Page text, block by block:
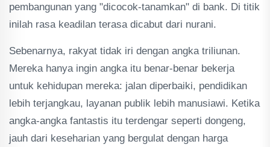
pembangunan yang "dicocok-tanamkan" di bank. Di titik
inilah rasa keadilan terasa dicabut dari nurani.
Sebenarnya, rakyat tidak iri dengan angka triliunan.
Mereka hanya ingin angka itu benar-benar bekerja
untuk kehidupan mereka: jalan diperbaiki, pendidikan
lebih terjangkau, layanan publik lebih manusiawi. Ketika
angka-angka fantastis itu terdengar seperti dongeng,
jauh dari keseharian yang bergulat dengan harga